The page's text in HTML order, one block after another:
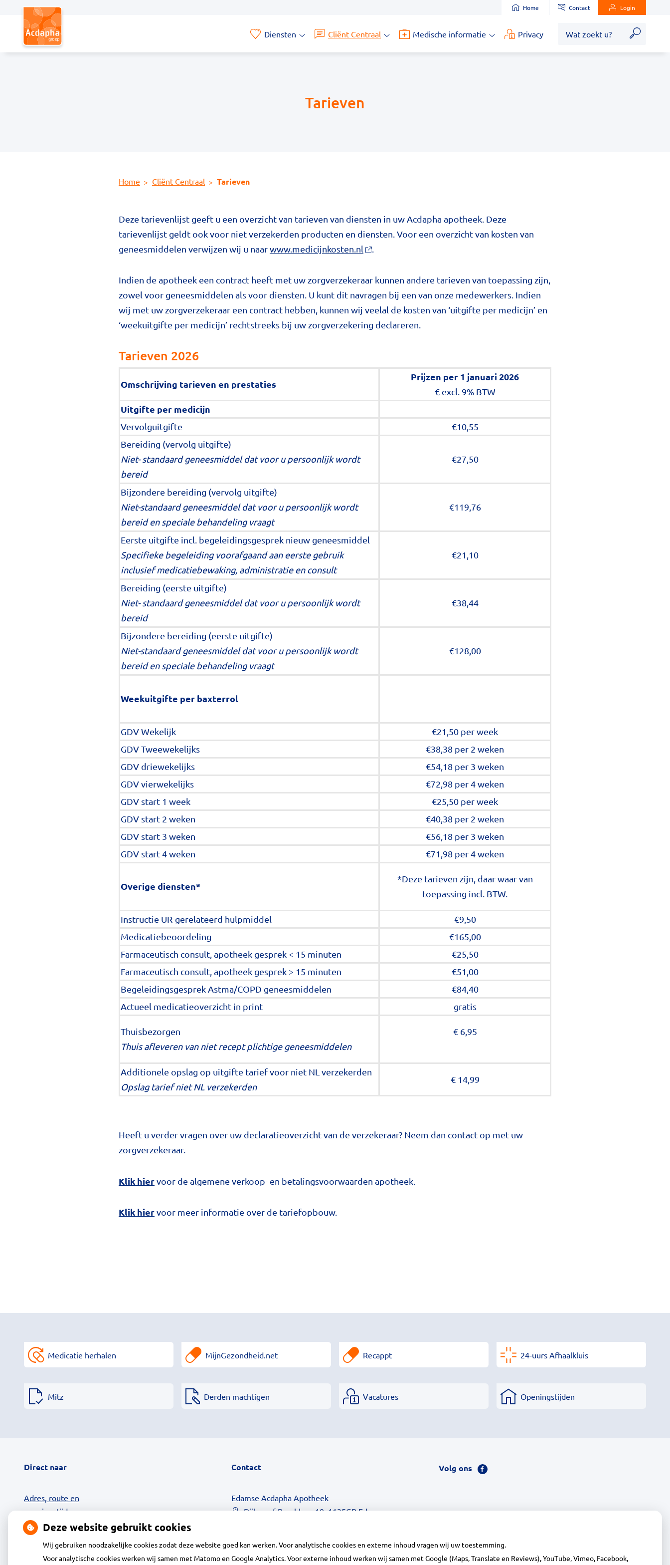
Home Contact Login
Diensten
submenu
Cliënt Centraal
Centraal
Medische informatie
informatie
Privacy
Home Cliënt Centraal Tarieven
Tarieven
Deze tarievenlijst geeft u een overzicht van tarieven van diensten in uw Acdapha apotheek. Deze
tarievenlijst geldt ook voor niet verzekerden producten en diensten. Voor een overzicht van kosten van
geneesmiddelen verwijzen wij u naarwww.medicijnkosten.nl
Indien de apotheek een contract heeft met uw zorgverzekeraar kunnen andere tarieven van toepassing zijn,
zowel voor geneesmiddelen als voor diensten. U kunt dit navragen bij een van onze medewerkers. Indien
wij met uw zorgverzekeraar een contract hebben, kunnen wij veelal de kosten van ‘uitgifte per medicijn’ en
‘weekuitgifte per medicijn’ rechtstreeks bij uw zorgverzekering declareren.
Tarieven 2026
Omschrijving tarieven en prestaties
Prijzen per 1 januari 2026
€ excl. 9% BTW
Uitgifte per medicijn
Vervolguitgifte
€10,55
Bereiding (vervolg uitgifte)
Niet- standaard geneesmiddel dat voor u persoonlijk wordt
bereid
€27,50
Bijzondere bereiding (vervolg uitgifte)
Niet-standaard geneesmiddel dat voor u persoonlijk wordt
bereid en speciale behandeling vraagt
€119,76
Eerste uitgifte incl. begeleidingsgesprek nieuw geneesmiddel
Specifieke begeleiding voorafgaand aan eerste gebruik
inclusief medicatiebewaking, administratie en consult
€21,10
Bereiding (eerste uitgifte)
Niet- standaard geneesmiddel dat voor u persoonlijk wordt
bereid
€38,44
Bijzondere bereiding (eerste uitgifte)
Niet-standaard geneesmiddel dat voor u persoonlijk wordt
bereid en speciale behandeling vraagt
€128,00
Weekuitgifte per baxterrol
GDV Wekelijk
€21,50 per week
GDV Tweewekelijks
€38,38 per 2 weken
GDV driewekelijks
€54,18 per 3 weken
GDV vierwekelijks
€72,98 per 4 weken
GDV start 1 week
€25,50 per week
GDV start 2 weken
€40,38 per 2 weken
GDV start 3 weken
€56,18 per 3 weken
GDV start 4 weken
€71,98 per 4 weken
Overige diensten*
*Deze tarieven zijn, daar waar van
toepassing incl. BTW.
Instructie UR-gerelateerd hulpmiddel
€9,50
Medicatiebeoordeling
€165,00
Farmaceutisch consult, apotheek gesprek < 15 minuten
€25,50
Farmaceutisch consult, apotheek gesprek > 15 minuten
€51,00
Begeleidingsgesprek Astma/COPD geneesmiddelen
€84,40
Actueel medicatieoverzicht in print
gratis
Thuisbezorgen
Thuis afleveren van niet recept plichtige geneesmiddelen
€ 6,95
Additionele opslag op uitgifte tarief voor niet NL verzekerden
Opslag tarief niet NL verzekerden
€ 14,99
Heeft u verder vragen over uw declaratieoverzicht van de verzekeraar? Neem dan contact op met uw
zorgverzekeraar.
Klik hiervoor de algemene verkoop- en betalingsvoorwaarden apotheek.
Klik hiervoor meer informatie over de tariefopbouw.
Medicatie herhalen MijnGezondheid.net Recappt 24-uurs Afhaalkluis
Mitz Derden machtigen Vacatures Openingstijden
Direct naar
Adres, route en
openingstijden
Contact
MijnGezondheid.net
24-uurs Afhaalkluis
Contact
Edamse Acdapha Apotheek
Dijkgraaf Poschlaan 10, 1135GP Edam
Volg ons
Bezoek
Deze website gebruikt cookies
Wij gebruiken noodzakelijke cookies zodat deze website goed kan werken. Voor analytische cookies en externe inhoud vragen wij uw toestemming.
Voor analytische cookies werken wij samen met Matomo en Google Analytics. Voor externe inhoud werken wij samen met Google (Maps, Translate en Reviews), YouTube, Vimeo, Facebook,